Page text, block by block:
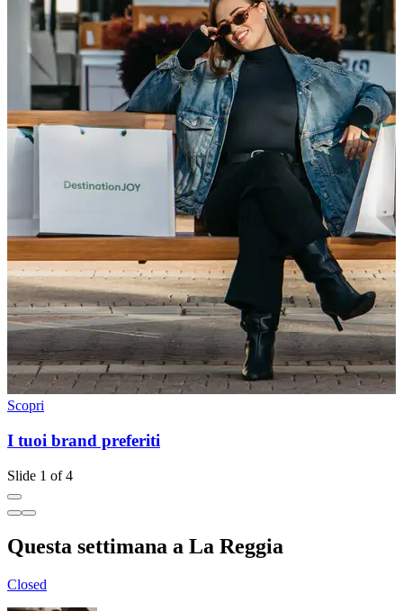
Scopri
I tuoi brand preferiti
Slide 1 of 4
Questa settimana a La Reggia
Closed